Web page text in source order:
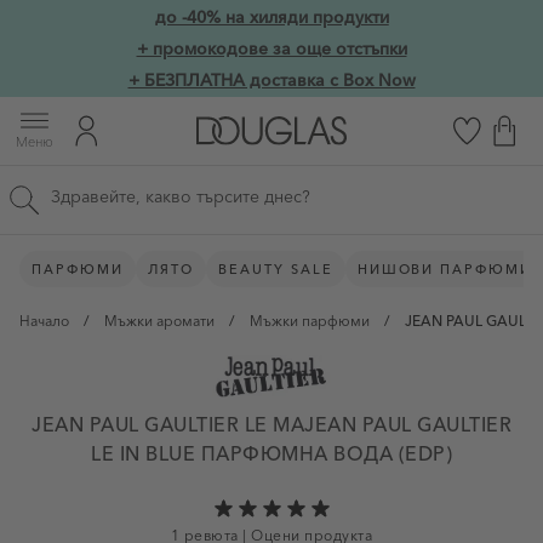
Прескачане към съдържаниетодо -40% на хиляди продукти
+ промокодове за още отстъпки
+ БЕЗПЛАТНА доставка с Box Now
Меню
ПАРФЮМИ ЛЯТО BEAUTY SALE НИШОВИ ПАРФЮМИ
Начало / Мъжки аромати / Мъжки парфюми / JEAN PAUL
JEAN PAUL GAULTIER LE MAJEAN PAUL GAULTIER
LE IN BLUE ПАРФЮМНА ВОДА (EDP)
1 ревюта | Оцени продукта